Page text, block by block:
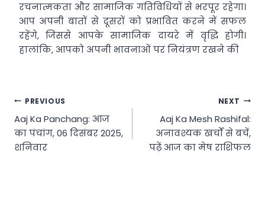
रचनात्मकता और सामाजिक गतिविधियों से भरपूर रहेगा।
आप अपनी बातों से दूसरों को प्रभावित करने में सफल
रहेंगे, जिससे आपके सामाजिक दायरे में वृद्धि होगी।
हालांकि, आपको अपनी भावनाओं पर नियंत्रण रखने की
Post
navigation
PREVIOUS
Aaj Ka Panchang: आज
का पंचांग, 06 दिसंबर 2025,
शनिवार
NEXT
Aaj Ka Mesh Rashifal:
अनावश्यक खर्चों से बचें,
पढ़ें आज का मेष राशिफल